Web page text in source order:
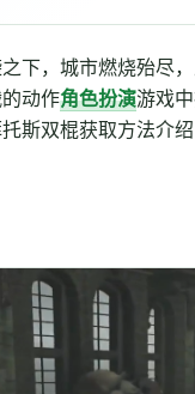
下，城市燃烧殆尽
动作角色扮演游戏
斯双棍获取方法介绍